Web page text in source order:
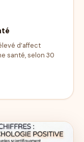
d’affect
santé, selon 30